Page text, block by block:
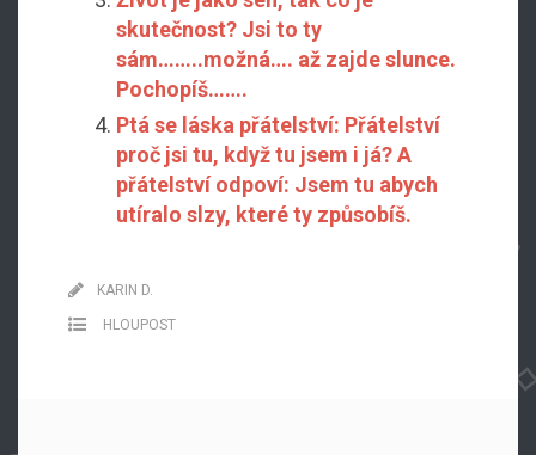
skutečnost? Jsi to ty
sám……..možná…. až zajde slunce.
Pochopíš…….
Ptá se láska přátelství: Přátelství
proč jsi tu, když tu jsem i já? A
přátelství odpoví: Jsem tu abych
utíralo slzy, které ty způsobíš.
KARIN D.
HLOUPOST